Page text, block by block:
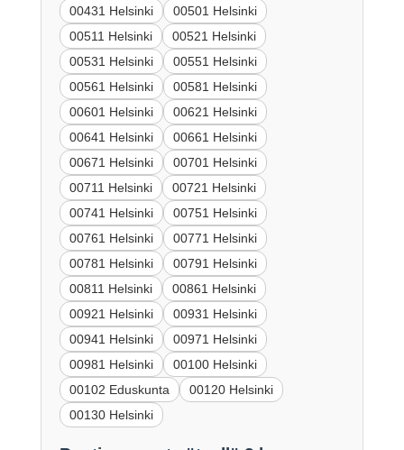
00431 Helsinki
00501 Helsinki
00511 Helsinki
00521 Helsinki
00531 Helsinki
00551 Helsinki
00561 Helsinki
00581 Helsinki
00601 Helsinki
00621 Helsinki
00641 Helsinki
00661 Helsinki
00671 Helsinki
00701 Helsinki
00711 Helsinki
00721 Helsinki
00741 Helsinki
00751 Helsinki
00761 Helsinki
00771 Helsinki
00781 Helsinki
00791 Helsinki
00811 Helsinki
00861 Helsinki
00921 Helsinki
00931 Helsinki
00941 Helsinki
00971 Helsinki
00981 Helsinki
00100 Helsinki
00102 Eduskunta
00120 Helsinki
00130 Helsinki